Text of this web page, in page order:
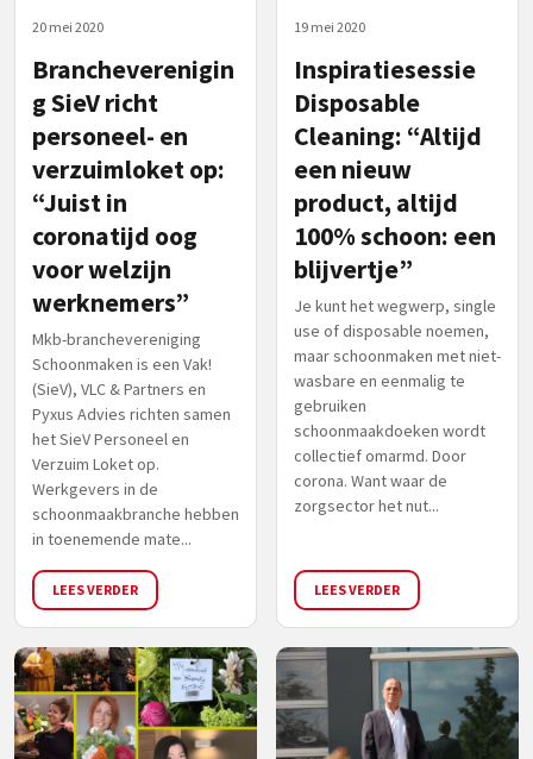
20 mei 2020
Brancheverenigin
g SieV richt
personeel- en
verzuimloket op:
“Juist in
coronatijd oog
voor welzijn
werknemers”
Mkb-branchevereniging
Schoonmaken is een Vak!
(SieV), VLC & Partners en
Pyxus Advies richten samen
het SieV Personeel en
Verzuim Loket op.
Werkgevers in de
schoonmaakbranche hebben
in toenemende mate...
LEES VERDER
19 mei 2020
Inspiratiesessie
Disposable
Cleaning: “Altijd
een nieuw
product, altijd
100% schoon: een
blijvertje”
Je kunt het wegwerp, single
use of disposable noemen,
maar schoonmaken met niet-
wasbare en eenmalig te
gebruiken
schoonmaakdoeken wordt
collectief omarmd. Door
corona. Want waar de
zorgsector het nut...
LEES VERDER